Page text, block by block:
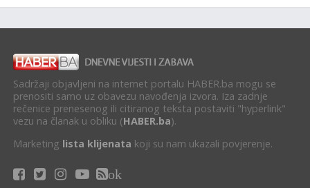
Sadržaji objavljeni na internet portalu HABER.ba mogu se
prenositi samo uz obavezu navođenja izvora. Iza zadnje
rečenice prenesenog ili citiranog teksta postaviti "hyperlink"
vezu na članak u obliku (HABER.ba).
Marketing lista klijenata koji su nam ukazali povjerenje.
ok